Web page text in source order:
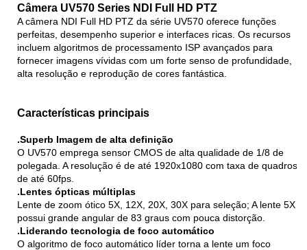
Câmera UV570 Series NDI Full HD PTZ
A câmera NDI Full HD PTZ da série UV570 oferece funções
perfeitas, desempenho superior e interfaces ricas. Os recursos
incluem algoritmos de processamento ISP avançados para
fornecer imagens vívidas com um forte senso de profundidade,
alta resolução e reprodução de cores fantástica.
Características principais
.Superb Imagem de alta definição
O UV570 emprega sensor CMOS de alta qualidade de 1/8 de
polegada. A resolução é de até 1920x1080 com taxa de quadros
de até 60fps.
.Lentes ópticas múltiplas
Lente de zoom ótico 5X, 12X, 20X, 30X para seleção; A lente 5X
possui grande angular de 83 graus com pouca distorção.
.Liderando tecnologia de foco automático
O algoritmo de foco automático líder torna a lente um foco